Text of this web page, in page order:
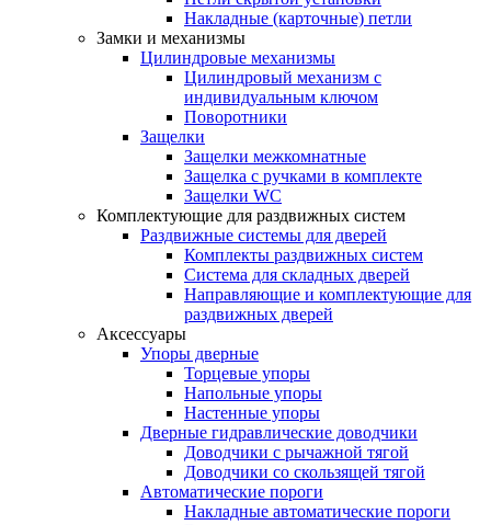
Накладные (карточные) петли
Замки и механизмы
Цилиндровые механизмы
Цилиндровый механизм с
индивидуальным ключом
Поворотники
Защелки
Защелки межкомнатные
Защелка с ручками в комплекте
Защелки WC
Комплектующие для раздвижных систем
Раздвижные системы для дверей
Комплекты раздвижных систем
Система для складных дверей
Направляющие и комплектующие для
раздвижных дверей
Аксессуары
Упоры дверные
Торцевые упоры
Напольные упоры
Настенные упоры
Дверные гидравлические доводчики
Доводчики с рычажной тягой
Доводчики со скользящей тягой
Автоматические пороги
Накладные автоматические пороги